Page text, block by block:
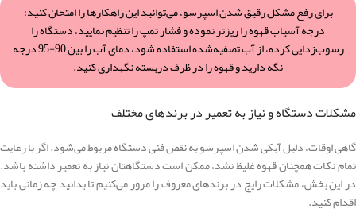
برای رفع مشکل رقیق شدن اسپرسو، می‌توانید این راهکارها را امتحان کنید:
درجه آسیاب قهوه را ریزتر نموده و فشار تمپ را تنظیم نمایید، دستگاه را
رسوب‌زدایی کرده، از آب تصفیه‌شده استفاده شود، دمای آب را بین 90-95 درجه
نگه دارید و قهوه را در ظرف دربسته نگهداری کنید.
مشکلات دستگاه و نیاز به تعمیر در برندهای مختلف
گاهی اوقات، دلیل آبکی شدن اسپرسو به نقص فنی دستگاه مربوط می‌شود. اگر با رعایت
تمام نکات همچنان قهوه غلیظ نشد، ممکن است دستگاهتان نیاز به تعمیر داشته باشد.
در این بخش، مشکلات رایج در برندهای معروف را مرور می‌کنیم تا بدانید چه زمانی باید
اقدام کنید.